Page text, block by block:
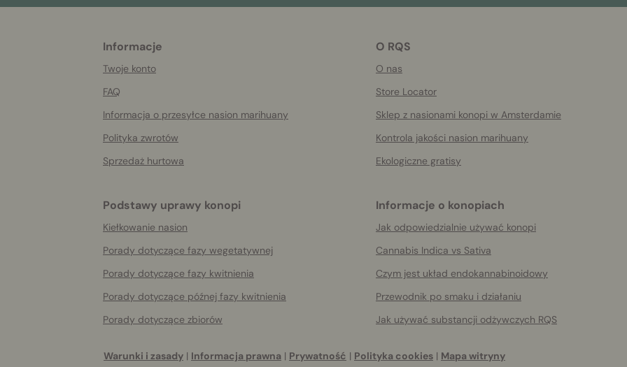
Informacje
Twoje konto
FAQ
Informacja o przesyłce nasion marihuany
Polityka zwrotów
Sprzedaż hurtowa
O RQS
O nas
Store Locator
Sklep z nasionami konopi w Amsterdamie
Kontrola jakości nasion marihuany
Ekologiczne gratisy
Podstawy uprawy konopi
Kiełkowanie nasion
Porady dotyczące fazy wegetatywnej
Porady dotyczące fazy kwitnienia
Porady dotyczące późnej fazy kwitnienia
Porady dotyczące zbiorów
Informacje o konopiach
Jak odpowiedzialnie używać konopi
Cannabis Indica vs Sativa
Czym jest układ endokannabinoidowy
Przewodnik po smaku i działaniu
Jak używać substancji odżywczych RQS
Warunki i zasady | Informacja prawna | Prywatność | Polityka cookies | Mapa witryny